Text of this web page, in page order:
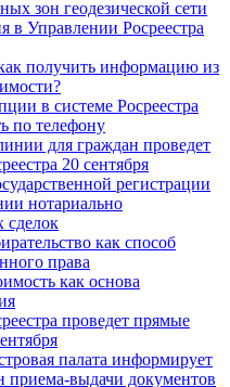
зон геодезической сети
в Управлении Росреестра
получить информацию из
в системе Росреестра
по телефону
для граждан проведет
20 сентября
регистрации
нотариально
сделок
как способ
права
как основа
проведет прямые
палата информирует
приема-выдачи документов